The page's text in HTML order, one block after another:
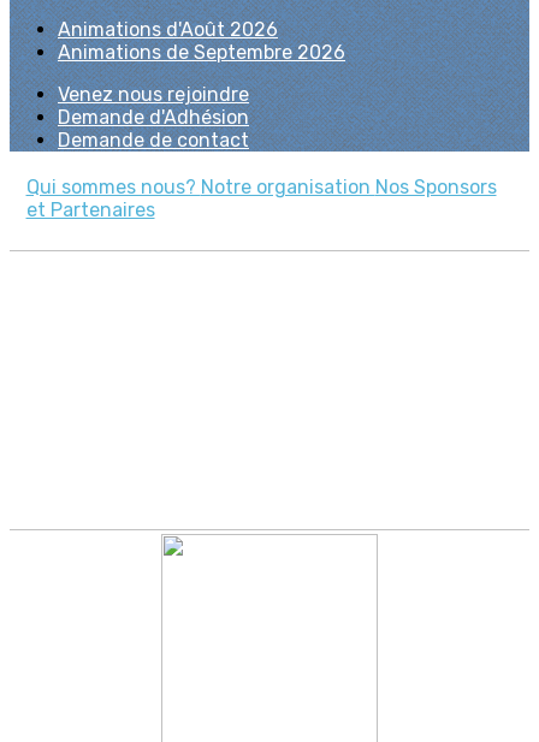
Animations d'Août 2026
Animations de Septembre 2026
Venez nous rejoindre
Demande d'Adhésion
Demande de contact
Qui sommes nous? Notre organisation Nos Sponsors
et Partenaires